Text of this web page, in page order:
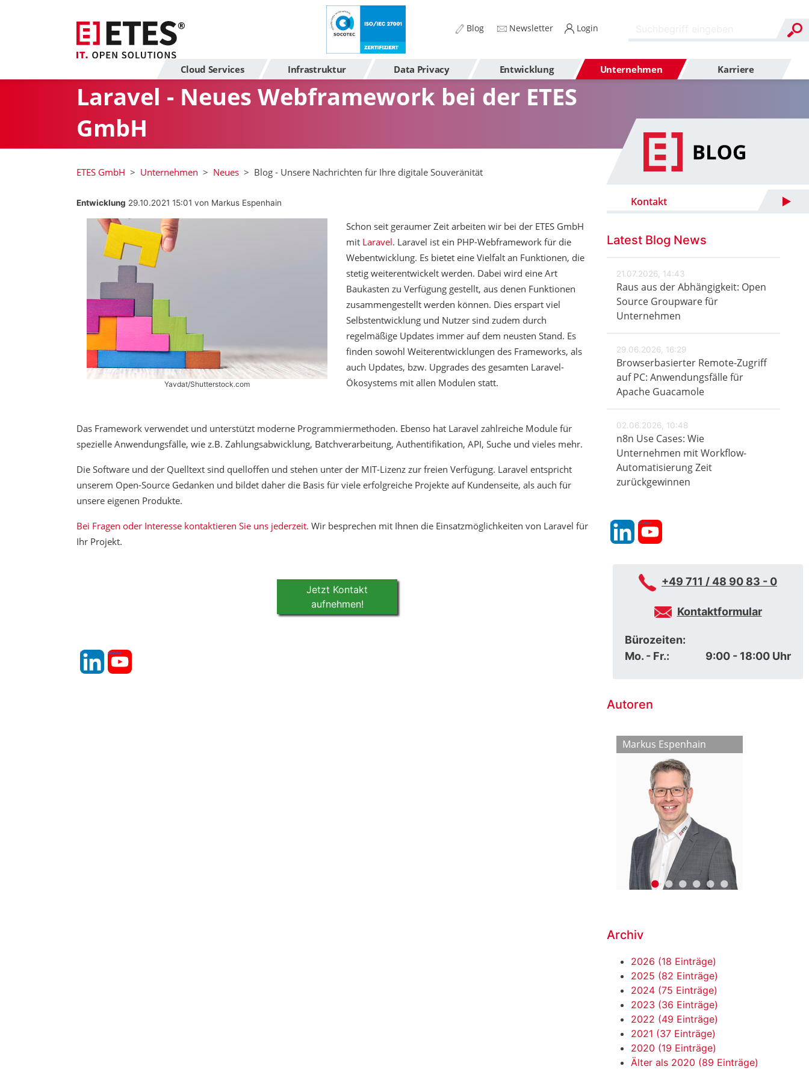
Cloud Services Infrastruktur Data Privacy Entwicklung Unternehmen Karriere
Blog Newsletter Login
Laravel - Neues Webframework bei der ETES
GmbH
ETES GmbH Unternehmen Neues Blog - Unsere Nachrichten für Ihre digitale Souveränität
Entwicklung 29.10.2021 15:01 von Markus Espenhain
Yavdat/Shutterstock.com
Schon seit geraumer Zeit arbeiten wir bei der ETES GmbH
mit Laravel. Laravel ist ein PHP-Webframework für die
Webentwicklung. Es bietet eine Vielfalt an Funktionen, die
stetig weiterentwickelt werden. Dabei wird eine Art
Baukasten zu Verfügung gestellt, aus denen Funktionen
zusammengestellt werden können. Dies erspart viel
Selbstentwicklung und Nutzer sind zudem durch
regelmäßige Updates immer auf dem neusten Stand. Es
finden sowohl Weiterentwicklungen des Frameworks, als
auch Updates, bzw. Upgrades des gesamten Laravel-
Ökosystems mit allen Modulen statt.
Das Framework verwendet und unterstützt moderne Programmiermethoden. Ebenso hat Laravel zahlreiche Module für
spezielle Anwendungsfälle, wie z.B. Zahlungsabwicklung, Batchverarbeitung, Authentifikation, API, Suche und vieles mehr.
Die Software und der Quelltext sind quelloffen und stehen unter der MIT-Lizenz zur freien Verfügung. Laravel entspricht
unserem Open-Source Gedanken und bildet daher die Basis für viele erfolgreiche Projekte auf Kundenseite, als auch für
unsere eigenen Produkte.
Bei Fragen oder Interesse kontaktieren Sie uns jederzeit. Wir besprechen mit Ihnen die Einsatzmöglichkeiten von Laravel für
Ihr Projekt.
Jetzt Kontakt
aufnehmen!
linkedin youtube
Kontakt
Latest Blog News
21.07.2026, 14:43
Raus aus der Abhängigkeit: Open
Source Groupware für
Unternehmen
29.06.2026, 16:29
Browserbasierter Remote-Zugriff
auf PC: Anwendungsfälle für
Apache Guacamole
02.06.2026, 10:48
n8n Use Cases: Wie
Unternehmen mit Workflow-
Automatisierung Zeit
zurückgewinnen
linkedin youtube
+49 711 / 48 90 83 - 0
Kontaktformular
Bürozeiten:
Mo. - Fr.:
9:00 - 18:00 Uhr
Autoren
Markus Espenhain
••••••
Archiv
2026 (18 Einträge)
2025 (82 Einträge)
2024 (75 Einträge)
2023 (36 Einträge)
2022 (49 Einträge)
2021 (37 Einträge)
2020 (19 Einträge)
Älter als 2020 (89 Einträge)